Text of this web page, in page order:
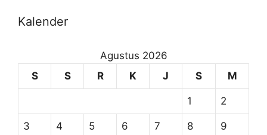
Kalender
Agustus 2026
S
S R K J S M
1 2
3 4 5 6 7 8 9